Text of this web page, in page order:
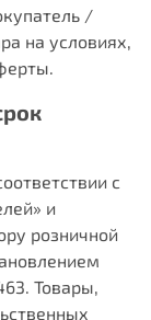
/
на условиях,
с
и
розничной
Товары,